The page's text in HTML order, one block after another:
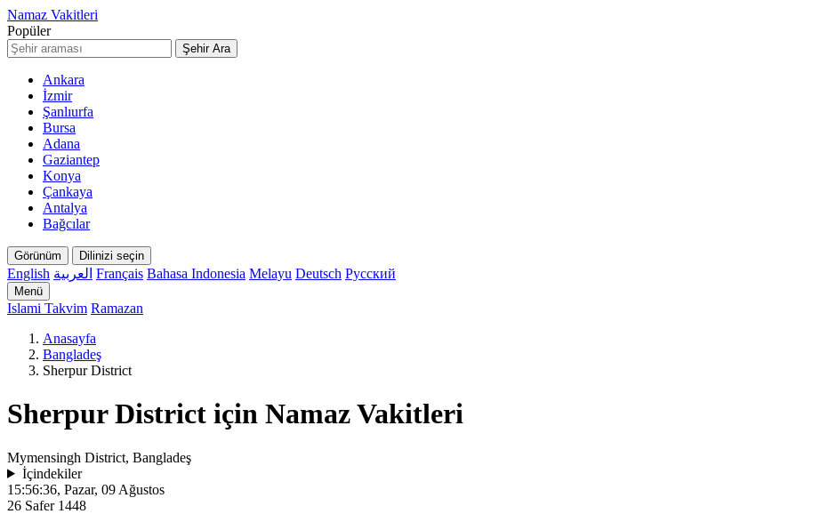
Namaz Vakitleri
Popüler
Şehir Ara
Ankara
İzmir
Şanlıurfa
Bursa
Adana
Gaziantep
Konya
Çankaya
Antalya
Bağcılar
Görünüm Dilinizi seçin
English العربية Français Bahasa Indonesia Melayu Deutsch Русский
Menü
Islami Takvim Ramazan
Anasayfa
Bangladeş
Sherpur District
Sherpur District için Namaz Vakitleri
Mymensingh District, Bangladeş
İçindekiler
15:56:36, Pazar, 09 Ağustos
26 Safer 1448